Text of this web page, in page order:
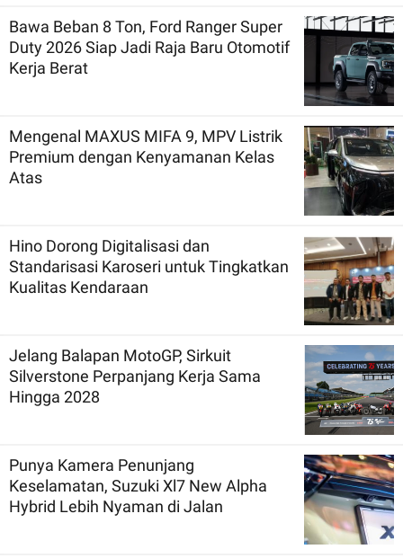
Bawa Beban 8 Ton, Ford Ranger Super
Duty 2026 Siap Jadi Raja Baru Otomotif
Kerja Berat
Mengenal MAXUS MIFA 9, MPV Listrik
Premium dengan Kenyamanan Kelas
Atas
Hino Dorong Digitalisasi dan
Standarisasi Karoseri untuk Tingkatkan
Kualitas Kendaraan
Jelang Balapan MotoGP, Sirkuit
Silverstone Perpanjang Kerja Sama
Hingga 2028
Punya Kamera Penunjang
Keselamatan, Suzuki Xl7 New Alpha
Hybrid Lebih Nyaman di Jalan